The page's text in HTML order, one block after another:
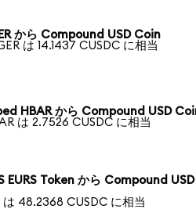
から Compound USD Coin
は 14.1437 CUSDC に相当
HBAR から Compound USD
は 2.7526 CUSDC に相当
EURS Token から Compound USD
は 48.2368 CUSDC に相当